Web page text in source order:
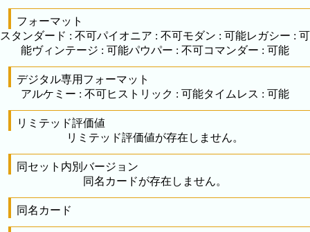
フォーマット
スタンダード : 不可パイオニア : 不可モダン : 可能レガシー : 可
能ヴィンテージ : 可能パウパー : 不可コマンダー : 可能
デジタル専用フォーマット
アルケミー : 不可ヒストリック : 可能タイムレス : 可能
リミテッド評価値
リミテッド評価値が存在しません。
同セット内別バージョン
同名カードが存在しません。
同名カード